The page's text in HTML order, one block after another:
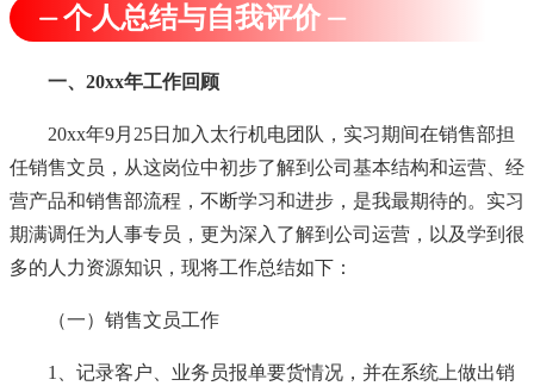
⏤ 个人总结与自我评价 ⏤
一、20xx年工作回顾
20xx年9月25日加入太行机电团队，实习期间在销售部担
任销售文员，从这岗位中初步了解到公司基本结构和运营、经
营产品和销售部流程，不断学习和进步，是我最期待的。实习
期满调任为人事专员，更为深入了解到公司运营，以及学到很
多的人力资源知识，现将工作总结如下：
（一）销售文员工作
1、记录客户、业务员报单要货情况，并在系统上做出销